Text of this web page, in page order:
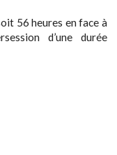
56 heures en face à
d’une durée